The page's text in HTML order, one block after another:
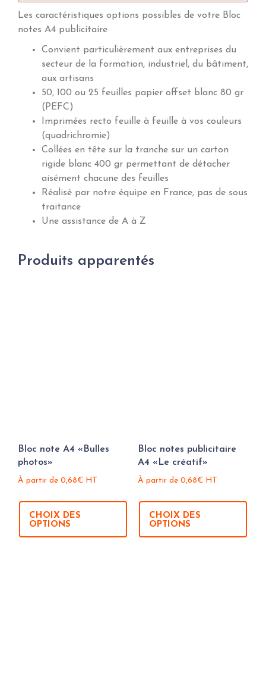
Les caractéristiques options possibles de votre Bloc
notes A4 publicitaire
Convient particulièrement aux entreprises du
secteur de la formation, industriel, du bâtiment,
aux artisans
50, 100 ou 25 feuilles papier offset blanc 80 gr
(PEFC)
Imprimées recto feuille à feuille à vos couleurs
(quadrichromie)
Collées en tête sur la tranche sur un carton
rigide blanc 400 gr permettant de détacher
aisément chacune des feuilles
Réalisé par notre équipe en France, pas de sous
traitance
Une assistance de A à Z
Produits apparentés
Bloc note A4 «Bulles
photos»
À partir de 0,68€ HT
CHOIX DES
OPTIONS
Bloc notes publicitaire
A4 «Le créatif»
À partir de 0,68€HT
CHOIX DES
OPTIONS